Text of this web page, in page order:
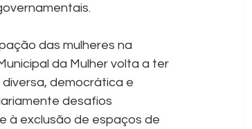
das mulheres na
da Mulher volta a ter
democrática e
desafios
à exclusão de espaços de